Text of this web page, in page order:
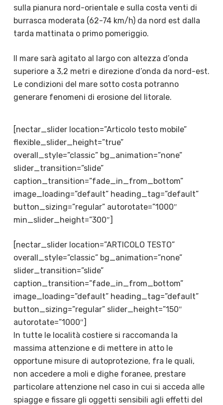
sulla pianura nord-orientale e sulla costa venti di
burrasca moderata (62-74 km/h) da nord est dalla
tarda mattinata o primo pomeriggio.
Il mare sarà agitato al largo con altezza d’onda
superiore a 3,2 metri e direzione d’onda da nord-est.
Le condizioni del mare sotto costa potranno
generare fenomeni di erosione del litorale.
[nectar_slider location=”Articolo testo mobile”
flexible_slider_height=”true”
overall_style=”classic” bg_animation=”none”
slider_transition=”slide”
caption_transition=”fade_in_from_bottom”
image_loading=”default” heading_tag=”default”
button_sizing=”regular” autorotate=”1000″
min_slider_height=”300″]
[nectar_slider location=”ARTICOLO TESTO”
overall_style=”classic” bg_animation=”none”
slider_transition=”slide”
caption_transition=”fade_in_from_bottom”
image_loading=”default” heading_tag=”default”
button_sizing=”regular” slider_height=”150″
autorotate=”1000″]
In tutte le località costiere si raccomanda la
massima attenzione e di mettere in atto le
opportune misure di autoprotezione, fra le quali,
non accedere a moli e dighe foranee, prestare
particolare attenzione nel caso in cui si acceda alle
spiagge e fissare gli oggetti sensibili agli effetti del